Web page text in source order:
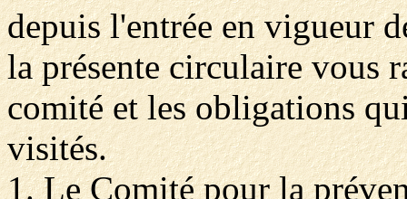
depuis l'entrée en vigueur
la présente circulaire vous
comité et les obligations
visités.
1. Le Comité pour la